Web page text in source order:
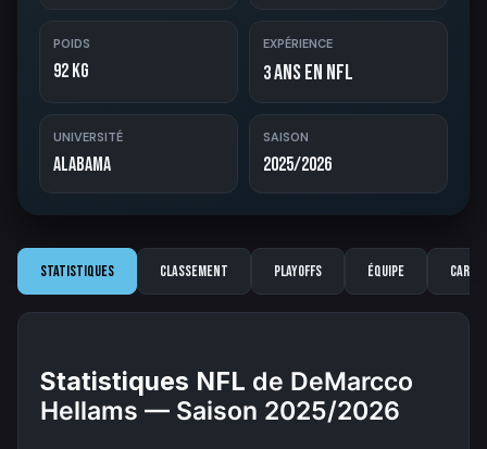
POIDS
92 kg
EXPÉRIENCE
3ans en NFL
UNIVERSITÉ
Alabama
SAISON
2025/2026
Statistiques Classement Playoffs Équipe
Statistiques NFL de DeMarcco
Hellams — Saison 2025/2026